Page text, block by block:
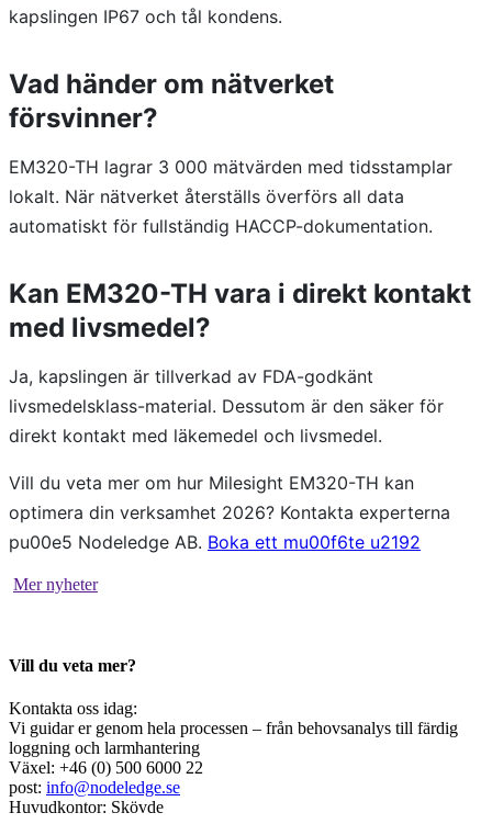
kapslingen IP67 och tål kondens.
Vad händer om nätverket
försvinner?
EM320-TH lagrar 3 000 mätvärden med tidsstamplar
lokalt. När nätverket återställs överförs all data
automatiskt för fullständig HACCP-dokumentation.
Kan EM320-TH vara i direkt kontakt
med livsmedel?
Ja, kapslingen är tillverkad av FDA-godkänt
livsmedelsklass-material. Dessutom är den säker för
direkt kontakt med läkemedel och livsmedel.
Vill du veta mer om hur Milesight EM320-TH kan
optimera din verksamhet 2026? Kontakta experterna
pu00e5 Nodeledge AB. Boka ett mu00f6te u2192
Mer nyheter
Vill du veta mer?
Kontakta oss idag:
Vi guidar er genom hela processen – från behovsanalys till färdig
loggning och larmhantering
Växel: +46 (0) 500 6000 22
post: info@nodeledge.se
Huvudkontor: Skövde